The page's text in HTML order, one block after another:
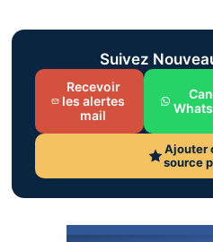
Suivez
Recevoir
les alertes
mail
Ajouter
source